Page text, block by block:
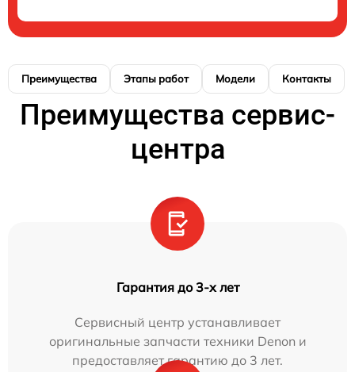
Преимущества Этапы работ Модели Контакты
Преимущества сервис-
центра
Гарантия до 3-х лет
Сервисный центр устанавливает
оригинальные запчасти техники Denon и
предоставляет гарантию до 3 лет.